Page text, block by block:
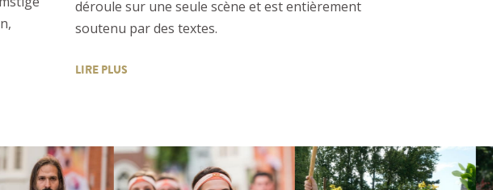
déroule sur une seule scène et est entièrement
soutenu par des textes.
LIRE PLUS